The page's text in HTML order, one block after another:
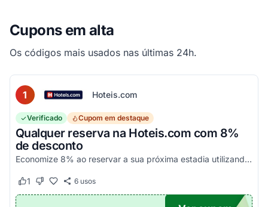
Cupons em alta
Os códigos mais usados nas últimas 24h.
1 Hoteis.com
Verificado Cupom em destaque
Qualquer reserva na Hoteis.com com 8%
de desconto
Economize 8% ao reservar a sua próxima estadia utilizando este código promocional em estabelecimentos participantes da Hoteis.com.
Este cupom funcionou
1 Este cupom não funcionou
6usos